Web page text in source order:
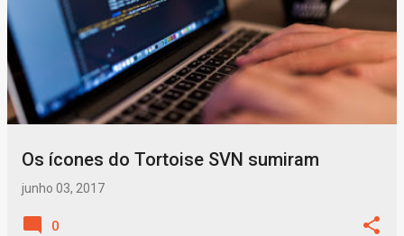
o
t
a
Os ícones do Tortoise SVN sumiram
junho 03, 2017
0